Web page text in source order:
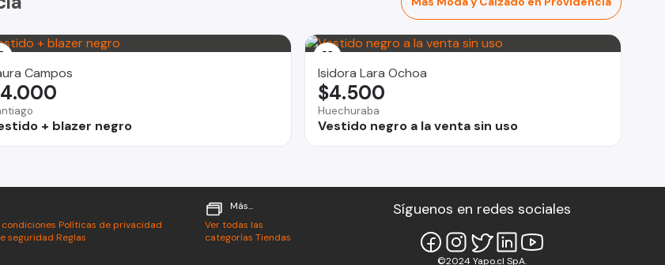
o Irarrazaval , por comodidad puede ser en el
Campos
+ blazer negro
Isidora Lara Ochoa
Huechuraba
Vestido negro a la venta sin uso
$4.500
Políticas de privacidad
seguridad Reglas
Más...
Ver todas las
categorías Tiendas
Síguenos en redes sociales
©2024 Yapo.cl SpA.